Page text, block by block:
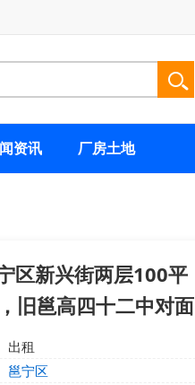
资讯 厂房土地
区新兴街两层100平
旧邕高四十二中对面
出租
邕宁区